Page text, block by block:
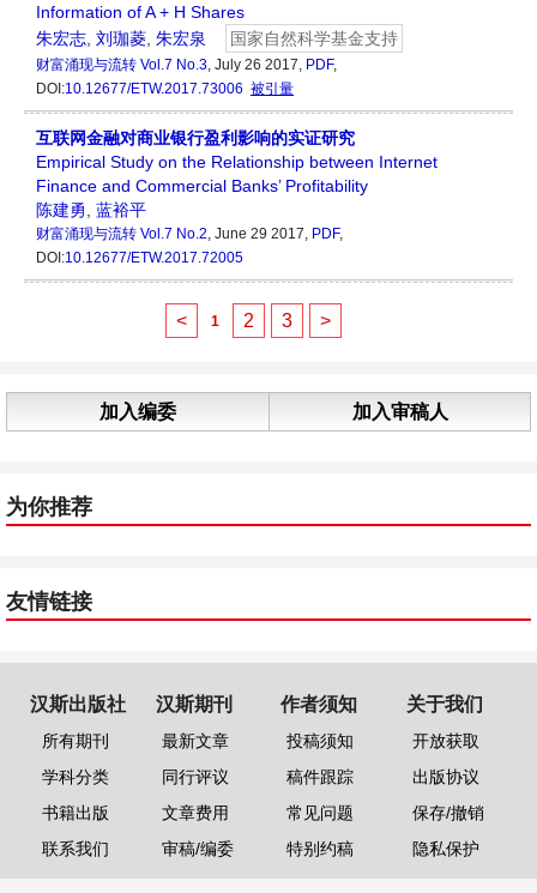
Information of A + H Shares
朱宏志 刘珈菱 朱宏泉 国家自然科学基金支持
财富涌现与流转 Vol.7 No.3, July 26 2017, PDF,
DOI:10.12677/ETW.2017.73006 被引量
互联网金融对商业银行盈利影响的实证研究
Empirical Study on the Relationship between Internet
Finance and Commercial Banks’ Profitability
陈建勇 蓝裕平
财富涌现与流转 Vol.7 No.2, June 29 2017, PDF,
DOI:10.12677/ETW.2017.72005
< 1 2 3 >
加入编委 加入审稿人
为你推荐
友情链接
汉斯出版社
所有期刊
学科分类
书籍出版
联系我们
汉斯期刊
最新文章
同行评议
文章费用
审稿/编委
作者须知
投稿须知
稿件跟踪
常见问题
特别约稿
关于我们
开放获取
出版协议
保存/撤销
隐私保护